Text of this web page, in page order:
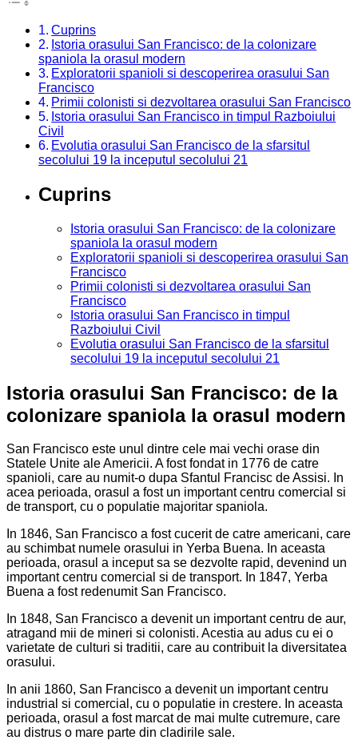
Cuprins
Istoria orasului San Francisco: de la colonizare
spaniola la orasul modern
Exploratorii spanioli si descoperirea orasului San
Francisco
Primii colonisti si dezvoltarea orasului San Francisco
Istoria orasului San Francisco in timpul Razboiului
Civil
Evolutia orasului San Francisco de la sfarsitul
secolului 19 la inceputul secolului 21
Cuprins
Istoria orasului San Francisco: de la colonizare
spaniola la orasul modern
Exploratorii spanioli si descoperirea orasului San
Francisco
Primii colonisti si dezvoltarea orasului San
Francisco
Istoria orasului San Francisco in timpul
Razboiului Civil
Evolutia orasului San Francisco de la sfarsitul
secolului 19 la inceputul secolului 21
Istoria orasului San Francisco: de la
colonizare spaniola la orasul modern
San Francisco este unul dintre cele mai vechi orase din
Statele Unite ale Americii. A fost fondat in 1776 de catre
spanioli, care au numit-o dupa Sfantul Francisc de Assisi. In
acea perioada, orasul a fost un important centru comercial si
de transport, cu o populatie majoritar spaniola.
In 1846, San Francisco a fost cucerit de catre americani, care
au schimbat numele orasului in Yerba Buena. In aceasta
perioada, orasul a inceput sa se dezvolte rapid, devenind un
important centru comercial si de transport. In 1847, Yerba
Buena a fost redenumit San Francisco.
In 1848, San Francisco a devenit un important centru de aur,
atragand mii de mineri si colonisti. Acestia au adus cu ei o
varietate de culturi si traditii, care au contribuit la diversitatea
orasului.
In anii 1860, San Francisco a devenit un important centru
industrial si comercial, cu o populatie in crestere. In aceasta
perioada, orasul a fost marcat de mai multe cutremure, care
au distrus o mare parte din cladirile sale.